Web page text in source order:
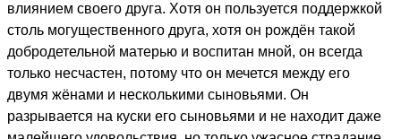
влиянием своего друга. Хотя он пользуется поддержкой
столь могущественного друга, хотя он рождён такой
добродетельной матерью и воспитан мной, он всегда
только несчастен, потому что он мечется между его
двумя жёнами и несколькими сыновьями. Он
разрывается на куски его сыновьями и не находит даже